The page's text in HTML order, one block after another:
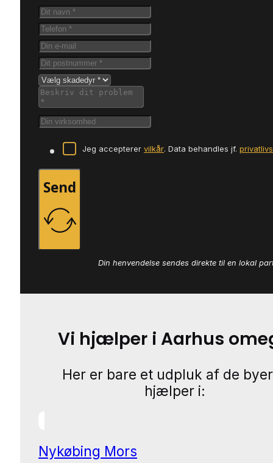
Jeg accepterer vilkår. Data behandles jf.
Send
Din henvendelse sendes direkte til en lokal
Vi hjælper i Aarhus
Her er bare et udpluk af de
hjælper i:
Nykøbing Mors